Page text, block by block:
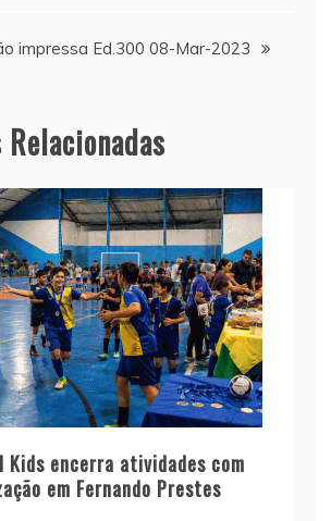
impressa Ed.300 08-Mar-2023
Kids encerra atividades com
em Fernando Prestes